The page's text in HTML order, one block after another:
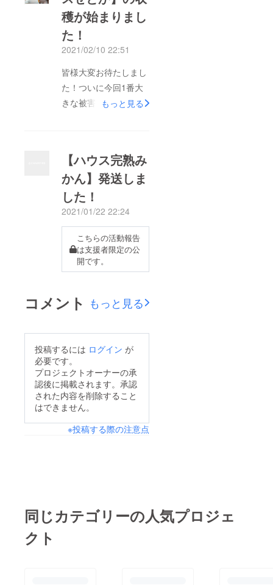
にはみなさまのお手元
にお届けできるかと思
います！お楽しみに！
穫が始まりまし
た！
2021/02/10 22:51
皆様大変お待たしまし
た！ついに今回1番大
きな被害を受けた【ハ
落ちまくったり、木が
枯れたりと本当に苦難
の年にでした、、、。
しかしそれも皆様のお
支えのおかげでここま
で漕ぎ着ける事が出来
ました！本当にありが
とうございました！お
り順次となる予定で
ち下さいませ！(^o^)
同時に収穫が終わった
【ハウス完熟みかん】
の解体も始まりまし
た。やはり今回も10年
育ててきた木を切らね
ばならず、、、断腸の
想いでしたが、致し方
たな一歩と捉え、気持
もっと見る
【ハウス完熟み
かん】発送しま
した！
2021/01/22 22:24
こちらの活動報告
は支援者限定の公
開です。
コメント もっと見る
投稿するには ログイン が
必要です。
プロジェクトオーナーの承
認後に掲載されます。承認
された内容を削除すること
はできません。
※投稿する際の注意点
同じカテゴリーの人気プロジェ
クト